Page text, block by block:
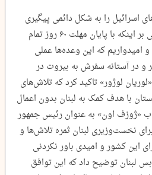
اسرائیل را به شکل دائمی پیگیری
می‌کنیم و نیز وعده‌هایی مبنی بر اینکه با پایان مهلت ۶۰ روز تمام
امیدواریم که این وعده‌ها عملی
و در آستانه سفرش به بیروت در
لوژور» تاکید کرد که تلاش‌های
با هدف کمک به لبنان بدون اعمال
«ژوزف اون» به عنوان رئیس جمهور
نخست‌وزیری لبنان ثمره تلاش‌ها و
این کشور و امیدی باور نکردنی
لبنان توضیح داد که این توافق